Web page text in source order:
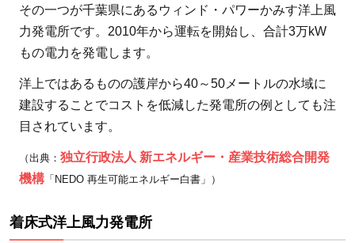
その一つが千葉県にあるウィンド・パワーかみす洋上風
力発電所です。2010年から運転を開始し、合計3万kW
もの電力を発電します。
洋上ではあるものの護岸から40～50メートルの水域に
建設することでコストを低減した発電所の例としても注
目されています。
（出典： 独立行政法人 新エネルギー・産業技術総合開発
機構 「NEDO 再生可能エネルギー白書」）
着床式洋上風力発電所